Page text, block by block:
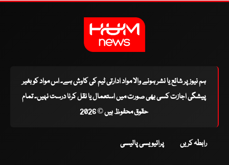
ہم نیوز پر شائع یا نشر ہونے والا مواد ادارتی ٹیم کی کاوش ہے۔ اس مواد کو بغیر
پیشگی اجازت کسی بھی صورت میں استعمال یا نقل کرنا درست نہیں۔ تمام
حقوق محفوظ ہیں © 2026
رابطہ کریں پرائیویسی پالیسی